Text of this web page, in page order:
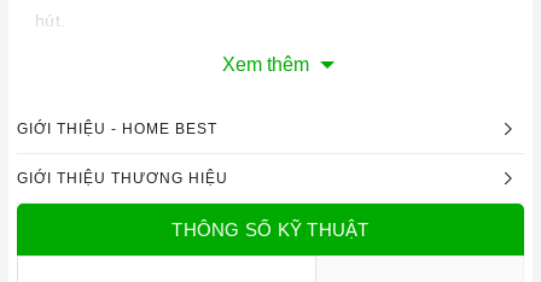
hút.
Hệ thống đèn chiếu sáng Halogen 2 x 20W có tác dụng chiếu
Chức năng an toàn
giúp cho không khí trong phòng bếp luôn sạch sẽ. Cách thức
có hiệu quả tới 100% và mùi sẽ được đẩy
hoàn toàn ra ngoài.
Xem thêm
GIỚI THIỆU - HOME BEST
GIỚI THIỆU THƯƠNG HIỆU
THÔNG SỐ KỸ THUẬT